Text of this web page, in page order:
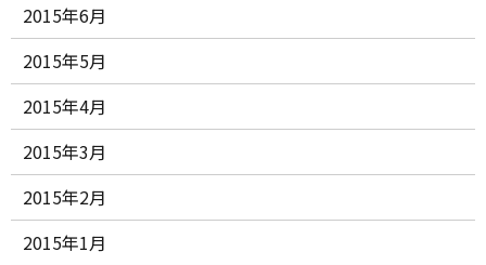
2015年6月
2015年5月
2015年4月
2015年3月
2015年2月
2015年1月